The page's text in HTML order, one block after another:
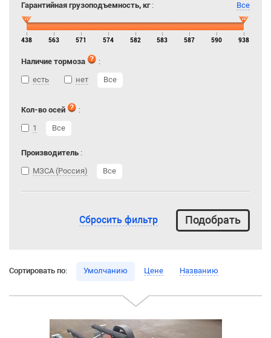
Гарантийная грузоподъемность, кг: Все
438 563 571 574 582 583 587 590 938
Наличие тормоза
:
есть
нет Все
Кол-во осей
:
1
Все
Производитель :
МЗСА (Россия)
Все
Сбросить фильтр
Сортировать по: Умолчанию Цене Названию